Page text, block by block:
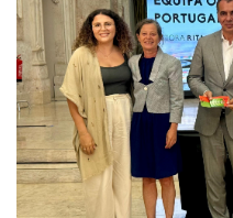
Marketing
Media
Documentos
Contactos